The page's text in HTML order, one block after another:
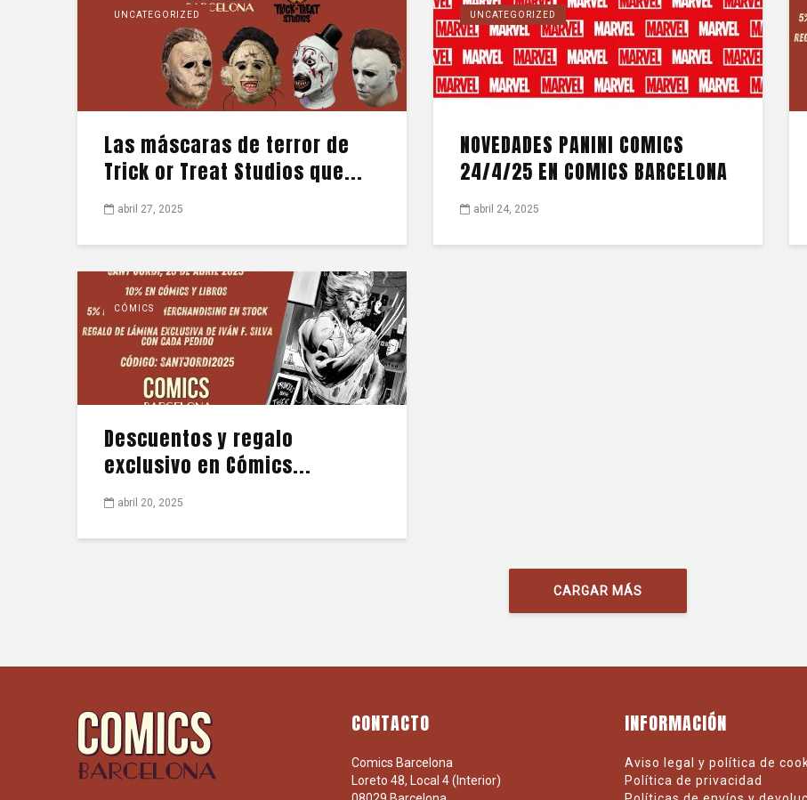
UNCATEGORIZED
Las máscaras de terror de
Trick or Treat Studios que...
abril 27, 2025
UNCATEGORIZED
NOVEDADES PANINI COMICS
24/4/25 EN COMICS BARCELONA
abril 24, 2025
CÓMICS
Descuentos y regalo
exclusivo en Cómics...
abril 20, 2025
CARGAR MÁS
CONTACTO
Comics Barcelona
Loreto 48, Local 4 (Interior)
INFORMACIÓN
Aviso legal y política de
Política de privacidad